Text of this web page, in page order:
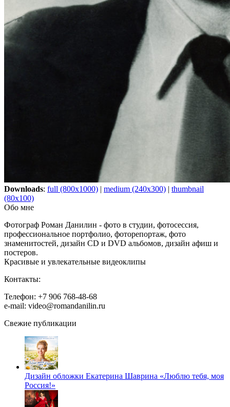
Downloads: full (800x1000) | medium (240x300) | thumbnail
(80x100)
Обо мне
Фотограф Роман Данилин - фото в студии, фотосессия,
профессиональное портфолио, фоторепортаж, фото
знаменитостей, дизайн CD и DVD альбомов, дизайн афиш и
постеров.
Красивые и увлекательные видеоклипы
Контакты:
Телефон: +7 906 768-48-68
e-mail: video@romandanilin.ru
Свежие публикации
Дизайн обложки Екатерина Шаврина «Люблю тебя, моя
Россия!»